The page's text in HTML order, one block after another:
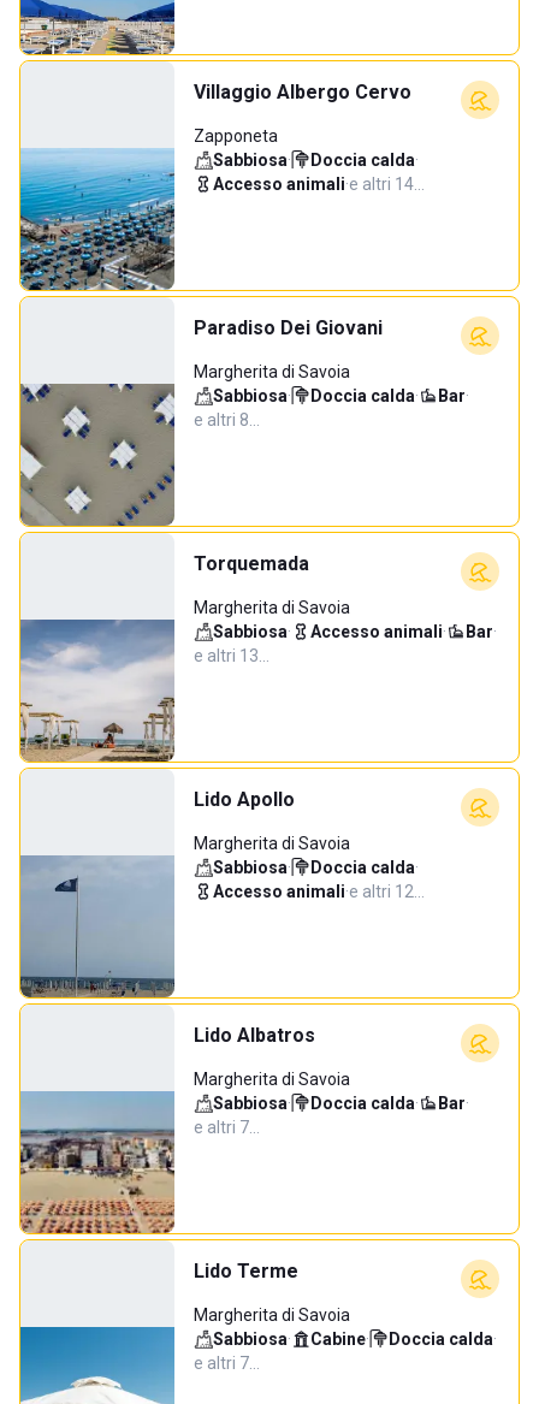
Villaggio Albergo Cervo
Zapponeta
Sabbiosa· Doccia calda·
Accesso animali·e altri 14…
Paradiso Dei Giovani
Margherita di Savoia
Sabbiosa· Doccia calda· Bar·
e altri 8…
Torquemada
Margherita di Savoia
Sabbiosa· Accesso animali· Bar·
e altri 13…
Lido Apollo
Margherita di Savoia
Sabbiosa· Doccia calda·
Accesso animali·e altri 12…
Lido Albatros
Margherita di Savoia
Sabbiosa· Doccia calda· Bar·
e altri 7…
Lido Terme
Margherita di Savoia
Sabbiosa· Cabine· Doccia calda·
e altri 7…